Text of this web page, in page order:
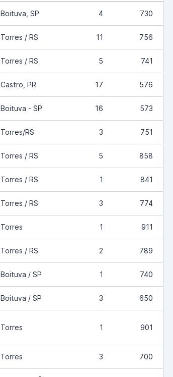
Boituva, SP 4 730
Torres / RS 11 756
Torres / RS 5 741
Castro, PR 17 576
Boituva - SP 16 573
Torres/RS 3 751
Torres / RS 5 858
Torres / RS 1 841
Torres / RS 3 774
Torres 1 911
Torres / RS 2 789
Boituva / SP 1 740
Boituva / SP 3 650
Torres 1 901
Torres 3 700